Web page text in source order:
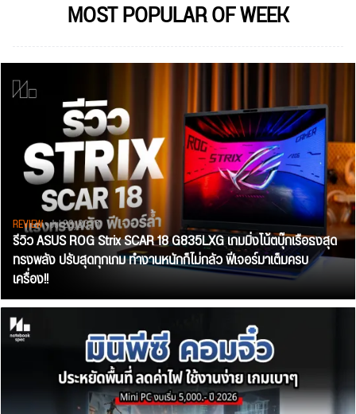
MOST POPULAR OF WEEK
REVIEW• Jul 28, 2026
รีวิว ASUS ROG Strix SCAR 18 G835LXG เกมมิ่งโน้ตบุ๊กเรือธงสุด
ทรงพลัง ปรับสุดทุกเกม ทำงานหนักก็ไม่กลัว ฟีเจอร์มาเต็มครบ
เครื่อง!!